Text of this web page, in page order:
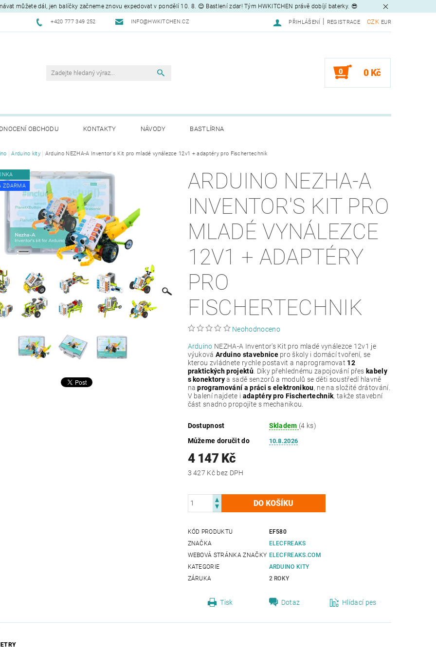
můžete dál, jen balíčky začneme znovu expedovat v pondělí 10. 8. 😊 Bastlení zdar! Tým HWKITCHEN právě dobíjí baterky. 😎
+420 777 349 252 INFO@HWKITCHEN.CZ CZK EUR
PŘIHLÁŠENÍ REGISTRACE
0 0 Kč
OBCHODU KONTAKTY NÁVODY BASTLÍRNA
Arduino kity Arduino NEZHA-A Inventor's Kit pro mladé vynálezce 12v1 + adaptéry pro Fischertechnik
ZDARMA
ARDUINO NEZHA-A
INVENTOR'S KIT PRO
MLADÉ VYNÁLEZCE
12V1 + ADAPTÉRY
PRO
FISCHERTECHNIK
Neohodnoceno
Arduino NEZHA-A Inventor's Kit pro mladé vynálezce 12v1 je
výukováArduino stavebnicepro školy i domácí tvoření, se
kterou zvládnete rychle postavit a naprogramovat 12
praktických projektů. Díky přehlednému zapojování přes kabely
s konektorya sadě senzorů a modulů se děti soustředí hlavně
naprogramování a práci s elektronikou, ne na složité drátování.
V balení najdete i adaptéry pro Fischertechnik, takže stavební
část snadno propojíte s mechanikou.
Dostupnost Skladem (4 ks)
Můžeme doručit do
10.8.2026
4 147 Kč
3 427 Kč bez DPH
KÓD PRODUKTU
EF580
ZNAČKA
ELECFREAKS
WEBOVÁ STRÁNKA ZNAČKY ELECFREAKS.COM
KATEGORIE
ARDUINO KITY
ZÁRUKA
2 ROKY
Tisk Dotaz Hlídací pes